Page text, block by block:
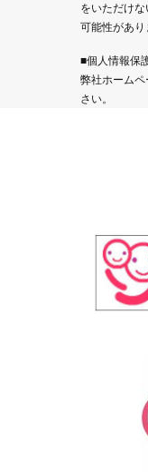
をいただけ
可能性があり
■個人情報保
弊社ホーム
さい。